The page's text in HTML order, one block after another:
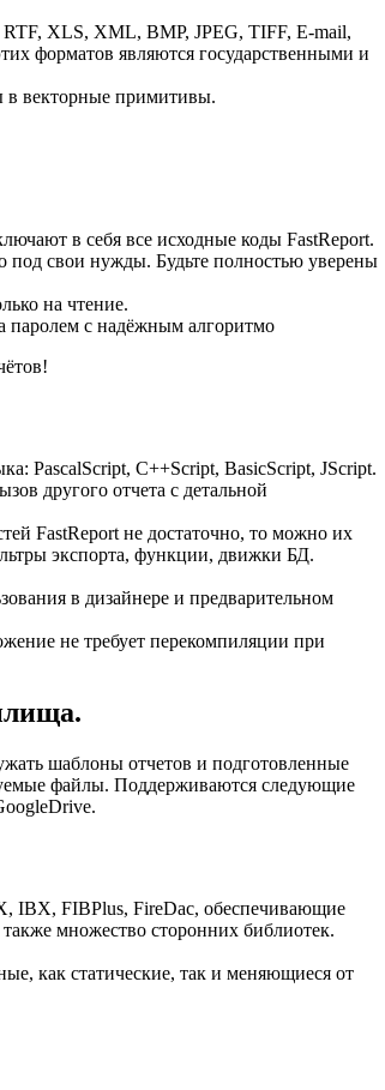
XLS, XML, BMP, JPEG, TIFF, E-mail,
форматов являются государственными и
в векторные примитивы.
в себя все исходные коды FastReport.
под свои нужды. Будьте полностью уверены
на чтение.
с надёжным алгоритмо
PascalScript, C++Script, BasicScript, JScript.
другого отчета с детальной
FastReport не достаточно, то можно их
экспорта, функции, движки БД.
в дизайнере и предварительном
не требует перекомпиляции при
шаблоны отчетов и подготовленные
файлы. Поддерживаются следующие
IBX, FIBPlus, FireDac, обеспечивающие
множество сторонних библиотек.
как статические, так и меняющиеся от